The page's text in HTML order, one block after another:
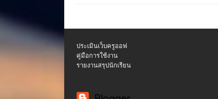
ประเมินเว็บครูออฟ
คู่มือการใช้งาน
รายงานสรุปนักเรียน